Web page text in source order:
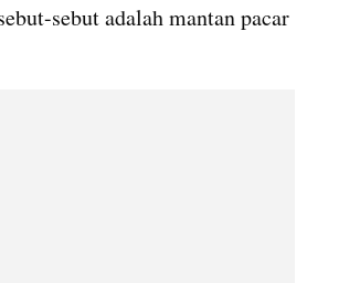
sebut adalah mantan pacar